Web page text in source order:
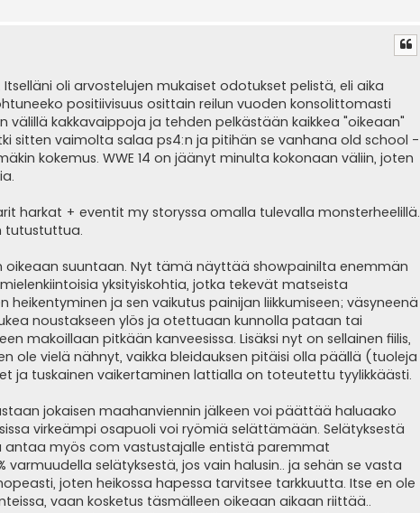
oli arvostelujen mukaiset odotukset pelistä, eli aika
positiivisuus osittain reilun vuoden konsolittomasti
kakkavaippoja ja tehden pelkästään kaikkea "oikeaan"
sitten vaimolta salaa ps4:n ja pitihän se vanhana old school -
kokemus. WWE 14 on jäänyt minulta kokonaan väliin, joten
harkat + eventit my storyssa omalla tulevalla monsterheelillä.
tutustuttua.
oikeaan suuntaan. Nyt tämä näyttää showpainilta enemmän
yksityiskohtia, jotka tekevät matseista
ja sen vaikutus painijan liikkumiseen; väsyneenä
noustakseen ylös ja otettuaan kunnolla pataan tai
makoillaan pitkään kanveesissa. Lisäksi nyt on sellainen fiilis,
ole vielä nähnyt, vaikka bleidauksen pitäisi olla päällä (tuoleja
ja tuskainen vaikertaminen lattialla on toteutettu tyylikkäästi.
jokaisen maahanviennin jälkeen voi päättää haluaako
virkeämpi osapuoli voi ryömiä selättämään. Selätyksestä
antaa myös com vastustajalle entistä paremmat
selätyksestä, jos vain halusin.. ja sehän se vasta
joten heikossa hapessa tarvitsee tarkkuutta. Itse en ole
vaan kosketus täsmälleen oikeaan aikaan riittää..